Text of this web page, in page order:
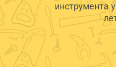
инструмента